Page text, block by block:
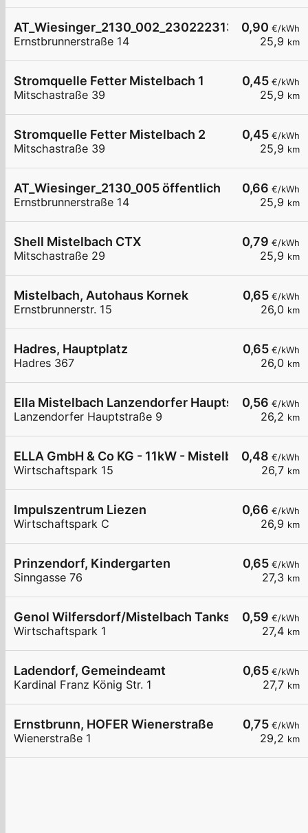
0,90 €/kWh
25,9 km
AT_Wiesinger_2130_002_230222313 öffentlich
Ernstbrunnerstraße 14
0,45 €/kWh
25,9 km
Stromquelle Fetter Mistelbach 1
Mitschastraße 39
0,45 €/kWh
25,9 km
Stromquelle Fetter Mistelbach 2
Mitschastraße 39
0,66 €/kWh
25,9 km
AT_Wiesinger_2130_005 öffentlich
Ernstbrunnerstraße 14
0,79 €/kWh
25,9 km
Shell Mistelbach CTX
Mitschastraße 29
0,65 €/kWh
26,0 km
Mistelbach, Autohaus Kornek
Ernstbrunnerstr. 15
0,65 €/kWh
26,0 km
Hadres, Hauptplatz
Hadres 367
0,56 €/kWh
26,2 km
Ella Mistelbach Lanzendorfer Hauptstraße 9
Lanzendorfer Hauptstraße 9
0,48 €/kWh
26,7 km
ELLA GmbH & Co KG - 11kW - Mistelbach -
Wirtschaftspark 15
0,66 €/kWh
26,9 km
Impulszentrum Liezen
Wirtschaftspark C
0,65 €/kWh
27,3 km
Prinzendorf, Kindergarten
Sinngasse 76
0,59 €/kWh
27,4 km
Genol Wilfersdorf/Mistelbach Tankstelle
Wirtschaftspark 1
0,65 €/kWh
27,7 km
Ladendorf, Gemeindeamt
Kardinal Franz König Str. 1
0,75 €/kWh
29,2 km
Ernstbrunn, HOFER Wienerstraße
Wienerstraße 1